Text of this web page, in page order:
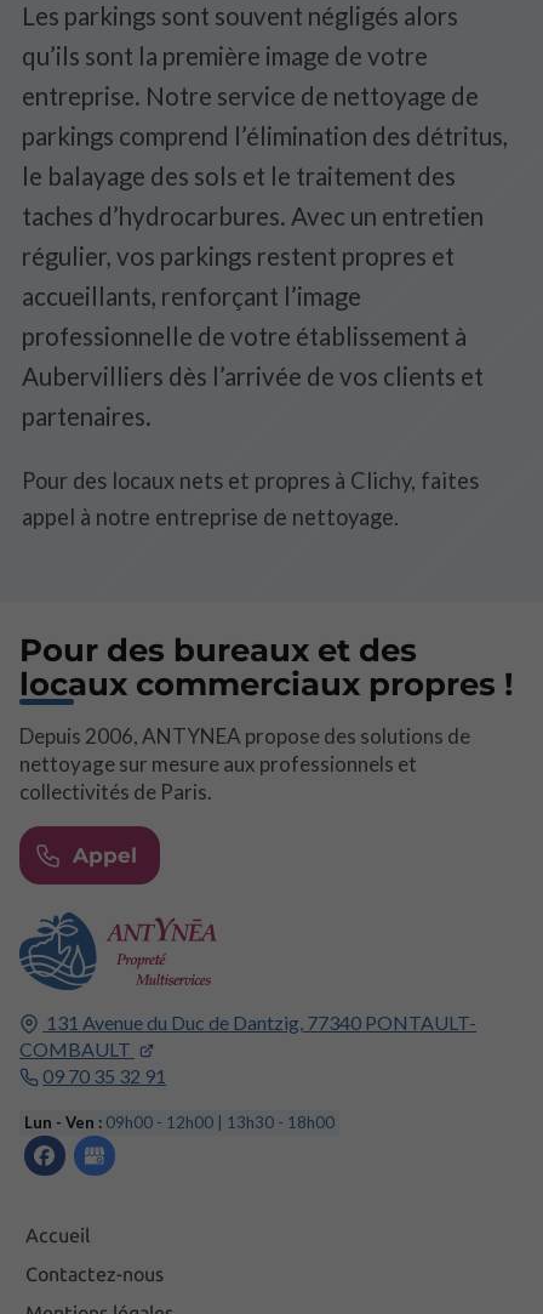
Les parkings sont souvent négligés alors
qu’ils sont la première image de votre
entreprise. Notre service de nettoyage de
parkings comprend l’élimination des détritus,
le balayage des sols et le traitement des
taches d’hydrocarbures. Avec un entretien
régulier, vos parkings restent propres et
accueillants, renforçant l’image
professionnelle de votre établissement à
Aubervilliers dès l’arrivée de vos clients et
partenaires.
Pour des locaux nets et propres à Clichy, faites
appel à notre entreprise de nettoyage.
131 Avenue du Duc de Dantzig, 77340 PONTAULT-
COMBAULT
09 70 35 32 91
Lun - Ven : 09h00 - 12h00 | 13h30 - 18h00
Accueil
Contactez-nous
Pour des bureaux et des
locaux commerciaux propres !
Depuis 2006, ANTYNEA propose des solutions de
nettoyage sur mesure aux professionnels et
collectivités de Paris.
Appel